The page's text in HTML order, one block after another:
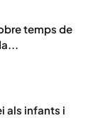
temps de
als infants i